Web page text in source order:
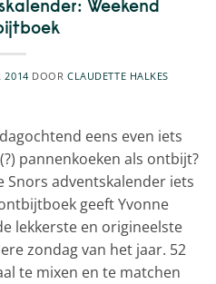
Weekend
2014 DOORCLAUDETTE HALKES
eens even iets
pannenkoeken als ontbijt?
Snors adventskalender iets
geeft Yvonne
lekkerste en origineelste
zondag van het jaar. 52
te mixen en te matchen